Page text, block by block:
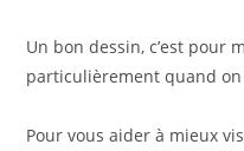
Un bon dessin, c’est pour
particulièrement quand
Pour vous aider à mieux